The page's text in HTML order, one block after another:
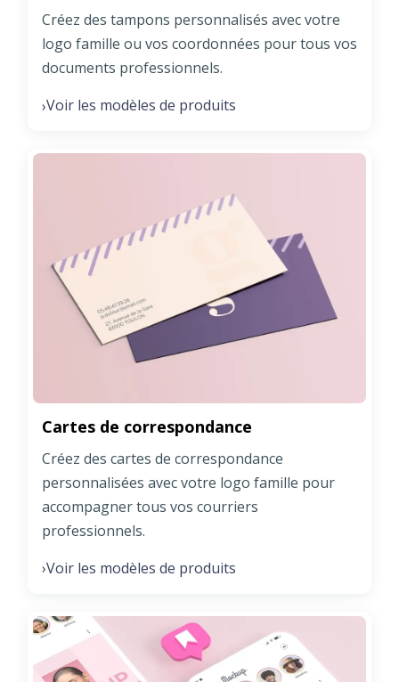
Créez des tampons personnalisés avec votre
logo famille ou vos coordonnées pour tous vos
documents professionnels.
›Voir les modèles de produits
Cartes de correspondance
Créez des cartes de correspondance
personnalisées avec votre logo famille pour
accompagner tous vos courriers
professionnels.
›Voir les modèles de produits